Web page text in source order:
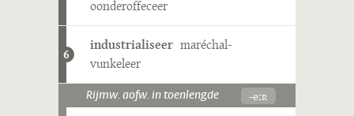
oonderoffeceer
6
industrialiseer maréchal-
vunkeleer
Rijmw. aofw. in toenlengde -eːʀ